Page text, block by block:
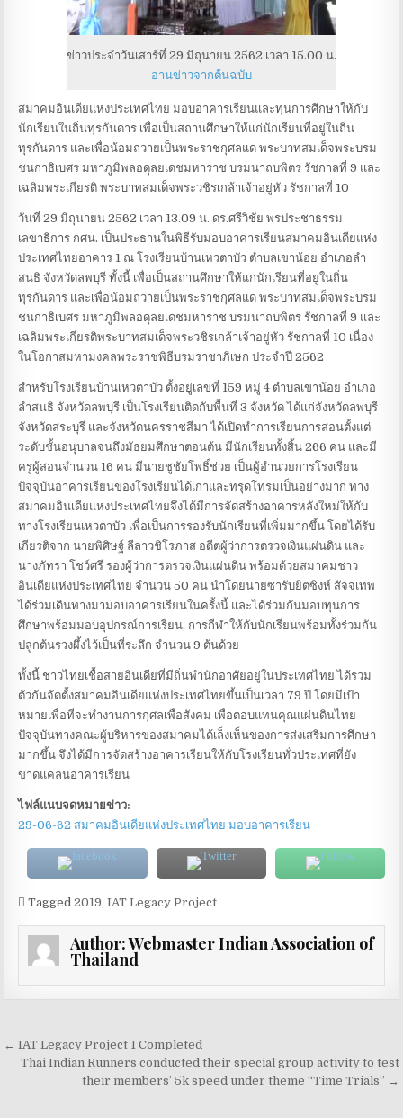
ข่าวประจำวันเสาร์ที่ 29 มิถุนายน 2562 เวลา 15.00 น.
อ่านข่าวจากต้นฉบับ
สมาคมอินเดียแห่งประเทศไทย มอบอาคารเรียนและทุนการศึกษาให้กับ
นักเรียนในถิ่นทุรกันดาร เพื่อเป็นสถานศึกษาให้แก่นักเรียนที่อยู่ในถิ่น
ทุรกันดาร และเพื่อน้อมถวายเป็นพระราชกุศลแด่ พระบาทสมเด็จพระบรม
ชนกาธิเบศร มหาภูมิพลอดุลยเดชมหาราช บรมนาถบพิตร รัชกาลที่ 9 และ
เฉลิมพระเกียรติ พระบาทสมเด็จพระวชิรเกล้าเจ้าอยู่หัว รัชกาลที่ 10
วันที่ 29 มิถุนายน 2562 เวลา 13.09 น. ดร.ศรีวิชัย พรประชาธรรม
เลขาธิการ กศน. เป็นประธานในพิธีรับมอบอาคารเรียนสมาคมอินเดียแห่ง
ประเทศไทยอาคาร 1 ณ โรงเรียนบ้านเหวตาบัว ตำบลเขาน้อย อำเภอลำ
สนธิ จังหวัดลพบุรี ทั้งนี้ เพื่อเป็นสถานศึกษาให้แก่นักเรียนที่อยู่ในถิ่น
ทุรกันดาร และเพื่อน้อมถวายเป็นพระราชกุศลแด่ พระบาทสมเด็จพระบรม
ชนกาธิเบศร มหาภูมิพลอดุลยเดชมหาราช บรมนาถบพิตร รัชกาลที่ 9 และ
เฉลิมพระเกียรติพระบาทสมเด็จพระวชิรเกล้าเจ้าอยู่หัว รัชกาลที่ 10 เนื่อง
ในโอกาสมหามงคลพระราชพิธีบรมราชาภิเษก ประจำปี 2562
สำหรับโรงเรียนบ้านเหวตาบัว ตั้งอยู่เลขที่ 159 หมู่ 4 ตำบลเขาน้อย อำเภอ
ลำสนธิ จังหวัดลพบุรี เป็นโรงเรียนติดกับพื้นที่ 3 จังหวัด ได้แก่จังหวัดลพบุรี
จังหวัดสระบุรี และจังหวัดนครราชสีมา ได้เปิดทำการเรียนการสอนตั้งแต่
ระดับชั้นอนุบาลจนถึงมัธยมศึกษาตอนต้น มีนักเรียนทั้งสิ้น 266 คน และมี
ครูผู้สอนจำนวน 16 คน มีนายชูชัยโพธิ์ช่วย เป็นผู้อำนวยการโรงเรียน
ปัจจุบันอาคารเรียนของโรงเรียนได้เก่าและทรุดโทรมเป็นอย่างมาก ทาง
สมาคมอินเดียแห่งประเทศไทยจึงได้มีการจัดสร้างอาคารหลังใหม่ให้กับ
ทางโรงเรียนเหวตาบัว เพื่อเป็นการรองรับนักเรียนที่เพิ่มมากขึ้น โดยได้รับ
เกียรติจาก นายพิศิษฐ์ ลีลาวชิโรภาส อดีตผู้ว่าการตรวจเงินแผ่นดิน และ
นางภัทรา โชว์ศรี รองผู้ว่าการตรวจเงินแผ่นดิน พร้อมด้วยสมาคมชาว
อินเดียแห่งประเทศไทย จำนวน 50 คน นำโดยนายซารับยิตซิงห์ สัจจเทพ
ได้ร่วมเดินทางมามอบอาคารเรียนในครั้งนี้ และได้ร่วมกันมอบทุนการ
ศึกษาพร้อมมอบอุปกรณ์การเรียน, การกีฬาให้กับนักเรียนพร้อมทั้งร่วมกัน
ปลูกต้นรวงผึ้งไว้เป็นที่ระลึก จำนวน 9 ต้นด้วย
ทั้งนี้ ชาวไทยเชื้อสายอินเดียที่มีถิ่นพำนักอาศัยอยู่ในประเทศไทย ได้รวม
ตัวกันจัดตั้งสมาคมอินเดียแห่งประเทศไทยขึ้นเป็นเวลา 79 ปี โดยมีเป้า
หมายเพื่อที่จะทำงานการกุศลเพื่อสังคม เพื่อตอบแทนคุณแผ่นดินไทย
ปัจจุบันทางคณะผู้บริหารของสมาคมได้เล็งเห็นของการส่งเสริมการศึกษา
มากขึ้น จึงได้มีการจัดสร้างอาคารเรียนให้กับโรงเรียนทั่วประเทศที่ยัง
ขาดแคลนอาคารเรียน
ไฟล์แนบจดหมายข่าว:
29-06-62 สมาคมอินเดียแห่งประเทศไทย มอบอาคารเรียน
Tagged2019,IAT Legacy Project
Author:Webmaster Indian Association of
Thailand
Post navigation
← IAT Legacy Project 1 Completed
Thai Indian Runners conducted their special group activity to test
their members’ 5k speed under theme “Time Trials” →